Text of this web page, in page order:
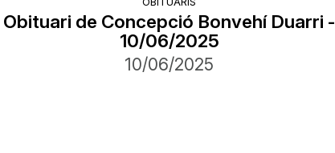
Obituari de Concepció Bonvehí Duarri -
10/06/2025
10/06/2025